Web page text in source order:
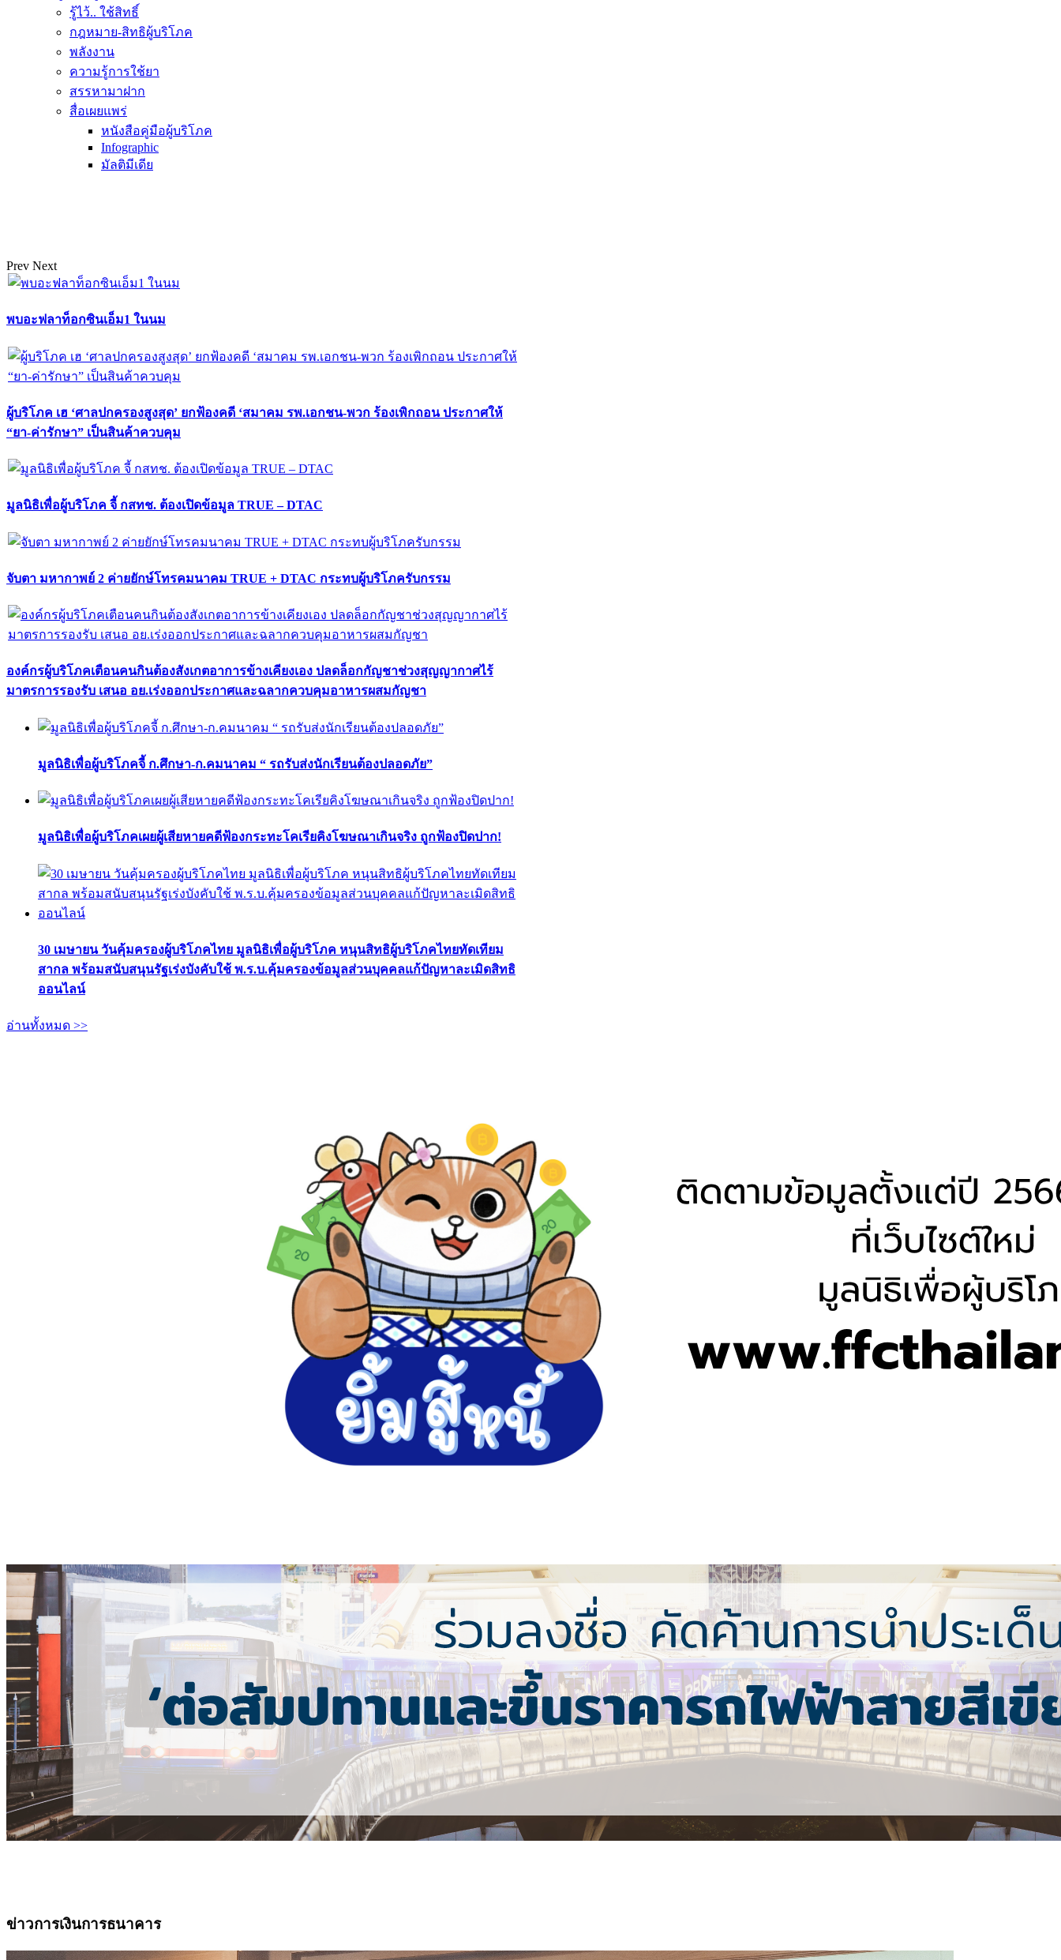
รู้ไว้.. ใช้สิทธิ์
กฎหมาย-สิทธิผู้บริโภค
พลังงาน
ความรู้การใช้ยา
สรรหามาฝาก
สื่อเผยแพร่
หนังสือคู่มือผู้บริโภค
Infographic
มัลติมีเดีย
Prev Next
พบอะฟลาท็อกซินเอ็ม1 ในนม
ผู้บริโภค เฮ ‘ศาลปกครองสูงสุด’ ยกฟ้องคดี ‘สมาคม รพ.เอกชน-พวก ร้องเพิกถอน ประกาศให้
“ยา-ค่ารักษา” เป็นสินค้าควบคุม
มูลนิธิเพื่อผู้บริโภค จี้ กสทช. ต้องเปิดข้อมูล TRUE – DTAC
จับตา มหากาพย์ 2 ค่ายยักษ์โทรคมนาคม TRUE + DTAC กระทบผู้บริโภครับกรรม
องค์กรผู้บริโภคเตือนคนกินต้องสังเกตอาการข้างเคียงเอง ปลดล็อกกัญชาช่วงสุญญากาศไร้
มาตรการรองรับ เสนอ อย.เร่งออกประกาศและฉลากควบคุมอาหารผสมกัญชา
มูลนิธิเพื่อผู้บริโภคจี้ ก.ศึกษา-ก.คมนาคม “ รถรับส่งนักเรียนต้องปลอดภัย”
มูลนิธิเพื่อผู้บริโภคเผยผู้เสียหายคดีฟ้องกระทะโคเรียคิงโฆษณาเกินจริง ถูกฟ้องปิดปาก!
30 เมษายน วันคุ้มครองผู้บริโภคไทย มูลนิธิเพื่อผู้บริโภค หนุนสิทธิผู้บริโภคไทยทัดเทียม
สากล พร้อมสนับสนุนรัฐเร่งบังคับใช้ พ.ร.บ.คุ้มครองข้อมูลส่วนบุคคลแก้ปัญหาละเมิดสิทธิ
ออนไลน์
อ่านทั้งหมด >>
ข่าวการเงินการธนาคาร